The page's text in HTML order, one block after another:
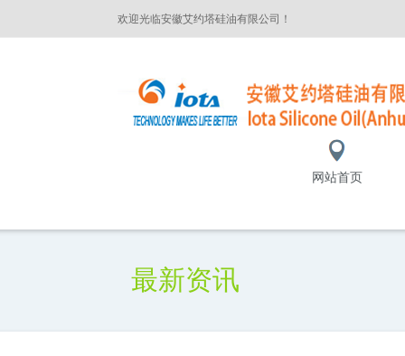
欢迎光临安徽艾约塔硅油有限公司！
网站首页
最新资讯